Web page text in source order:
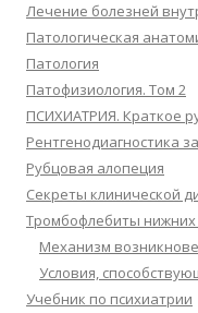
Лечение болезней
Патологическая
Патология
Патофизиология. Том 2
ПСИХИАТРИЯ. Краткое
Рентгенодиагностика
Рубцовая алопеция
Секреты клинической
Тромбофлебиты нижних
Механизм
Условия,
Учебник по психиатрии